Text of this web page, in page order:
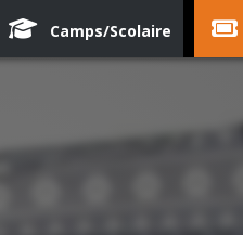
Camps/Scolaire